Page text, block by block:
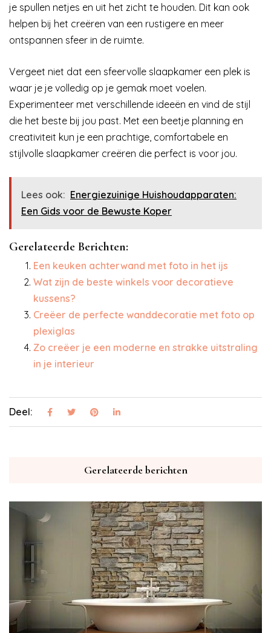
je spullen netjes en uit het zicht te houden. Dit kan ook
helpen bij het creëren van een rustigere en meer
ontspannen sfeer in de ruimte.
Vergeet niet dat een sfeervolle slaapkamer een plek is
waar je je volledig op je gemak moet voelen.
Experimenteer met verschillende ideeën en vind de stijl
die het beste bij jou past. Met een beetje planning en
creativiteit kun je een prachtige, comfortabele en
stijlvolle slaapkamer creëren die perfect is voor jou.
Lees ook: Energiezuinige Huishoudapparaten:
Een Gids voor de Bewuste Koper
Gerelateerde Berichten:
Een keuken achterwand met foto in het ijs
Wat zijn de beste winkels voor decoratieve
kussens?
Creëer de perfecte wanddecoratie met foto op
plexiglas
Zo creëer je een moderne en strakke uitstraling
in je interieur
Deel:
Gerelateerde berichten